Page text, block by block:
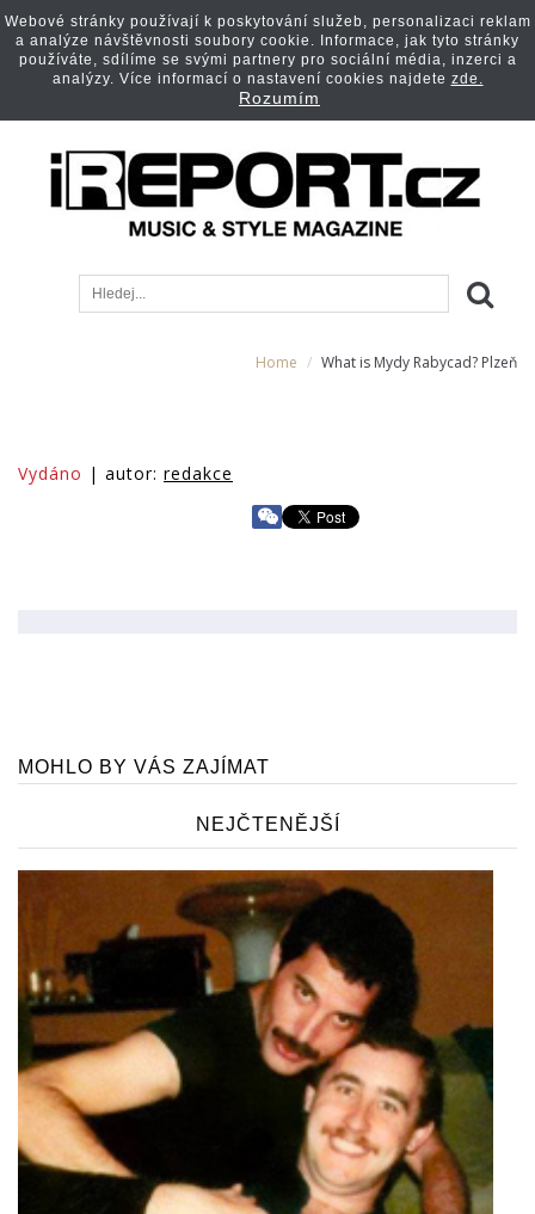
Home What is Mydy Rabycad? Plzeň
Vydáno | autor: redakce
MOHLO BY VÁS ZAJÍMAT
NEJČTENĚJŠÍ
Webové stránky používají k poskytování služeb, personalizaci reklam
a analýze návštěvnosti soubory cookie. Informace, jak tyto stránky
používáte, sdílíme se svými partnery pro sociální média, inzerci a
analýzy. Více informací o nastavení cookies najdete zde.
Rozumím